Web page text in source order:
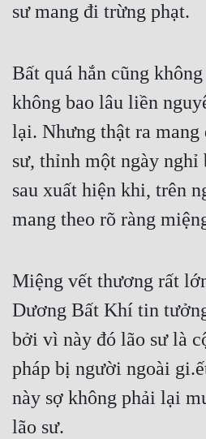
sư mang đi trừng phạt.
Bất quá hắn cũng
không bao lâu liền
lại. Nhưng thật ra
sư, thỉnh một ngày nghỉ
sau xuất hiện khi, trên
mang theo rõ ràng
Miệng vết thương rất
Dương Bất Khí tin
bởi vì này đó lão sư là
pháp bị người ngoài
này sợ không phải lại
lão sư.